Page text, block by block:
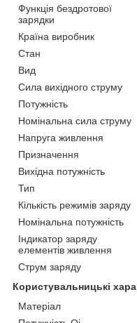
Функція бездротової
зарядки
Країна виробник
Стан
Вид
Сила вихідного струму
Потужність
Номінальна сила струму
Напруга живлення
Призначення
Вихідна потужність
Тип
Кількість режимів заряду
Номінальна потужність
Індикатор заряду
елементів живлення
Струм заряду
Користувальницькі
Матеріал